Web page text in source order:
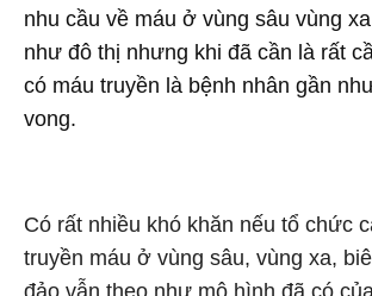
nhu cầu về máu ở vùng sâu vùng
như đô thị nhưng khi đã cần là rất
có máu truyền là bệnh nhân gần
vong.
Có rất nhiều khó khăn nếu tổ chức
truyền máu ở vùng sâu, vùng xa,
đảo vẫn theo như mô hình đã có